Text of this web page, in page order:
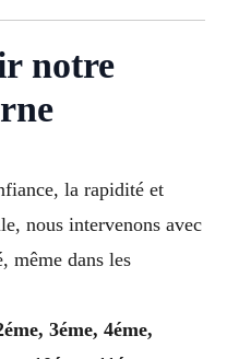
notre
la rapidité et
nous intervenons avec
même dans les
3éme, 4éme,